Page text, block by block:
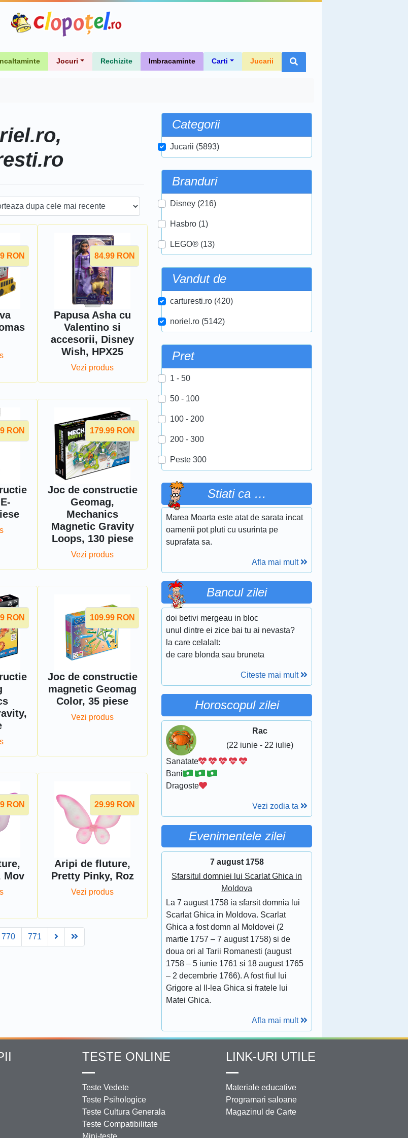
Jocuri Rechizite Imbracaminte Carti Jucarii
RON 84.99 RON
Papusa Asha cu
Valentino si
accesorii, Disney
Wish, HPX25
Vezi produs
RON 179.99 RON
Joc de constructie
Geomag,
Mechanics
Magnetic Gravity
Loops, 130 piese
Vezi produs
RON 109.99 RON
Joc de constructie
magnetic Geomag
Color, 35 piese
Vezi produs
RON
Mov
29.99 RON
Aripi de fluture,
Pretty Pinky, Roz
Vezi produs
770 771 Next
Categorii
Jucarii (5893)
Branduri
Disney (216)
Hasbro (1)
LEGO® (13)
Vandut de
carturesti.ro (420)
noriel.ro (5142)
Pret
1 - 50
50 - 100
100 - 200
200 - 300
Peste 300
Stiati ca …
Marea Moarta este atat de sarata incat
oamenii pot pluti cu usurinta pe
suprafata sa.
Afla mai mult
Bancul zilei
doi betivi mergeau in bloc
unul dintre ei zice bai tu ai nevasta?
la care celalalt:
de care blonda sau bruneta
Citeste mai mult
Horoscopul zilei
Rac
(22 iunie - 22 iulie)
Sanatate
Bani
Dragoste
Vezi zodia ta
Evenimentele zilei
7 august 1758
Sfarsitul domniei lui Scarlat Ghica in
Moldova
La 7 august 1758 ia sfarsit domnia lui
Scarlat Ghica in Moldova. Scarlat
Ghica a fost domn al Moldovei (2
martie 1757 – 7 august 1758) si de
doua ori al Tarii Romanesti (august
1758 – 5 iunie 1761 si 18 august 1765
– 2 decembrie 1766). A fost fiul lui
Grigore al II-lea Ghica si fratele lui
Matei Ghica.
Afla mai mult
TESTE ONLINE
Teste Vedete
Teste Psihologice
Teste Cultura Generala
Teste Compatibilitate
Mini-teste
LINK-URI UTILE
Materiale educative
Programari saloane
Magazinul de Carte